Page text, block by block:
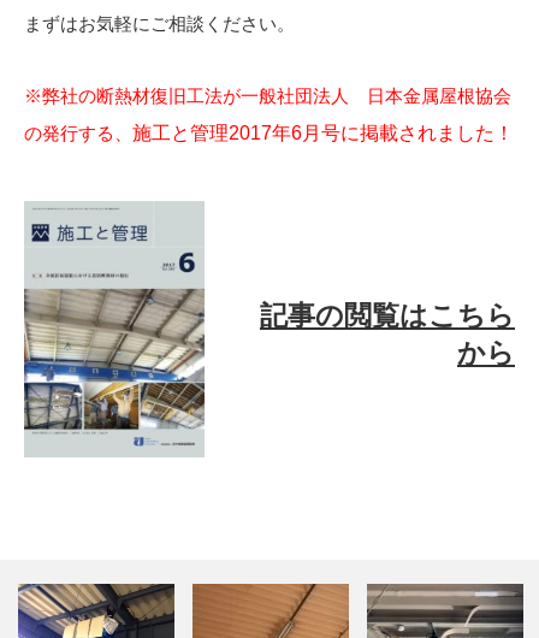
まずはお気軽にご相談ください。
※弊社の断熱材復旧工法が一般社団法人 日本金属屋根協会
の発行する、 施工と管理2017年6月号に掲載されました！
記事の閲覧はこちら
から